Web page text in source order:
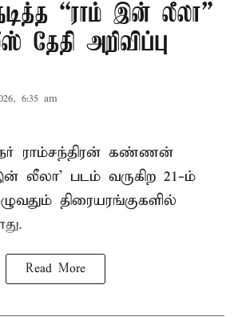
“ராம் இன் லீலா”
தேதி அறிவிப்பு
6:35 am
ராம்சந்திரன் கண்ணன்
லீலா' படம் வருகிற 21-ம்
திரையரங்குகளில்
Read More